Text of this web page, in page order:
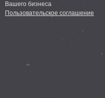
Вашего бизнеса
Пользовательское соглашение